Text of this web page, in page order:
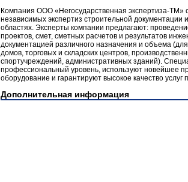
Компания ООО «Негосударственная экспертиза-ТМ»
независимых экспертиз строительной документации
областях. Эксперты компании предлагают:
проектов, смет, сметных расчетов и результатов
документацией различного назначения и объема
домов, торговых и складских центров,
спортучреждений, административных зданий).
профессиональный уровень, используют новейшее
оборудование и гарантируют высокое качество
Дополнительная информация